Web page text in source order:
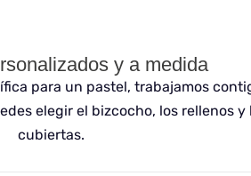
y a medida
para un pastel, trabajamos
elegir el bizcocho, los rellenos y
cubiertas.